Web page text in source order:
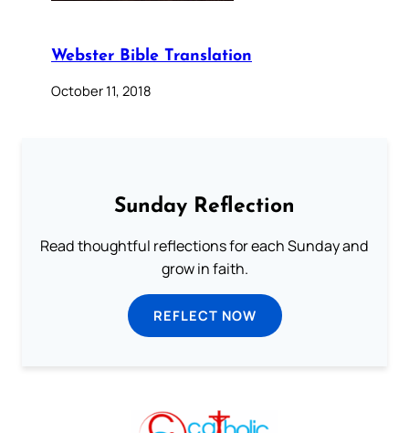
Webster Bible Translation
October 11, 2018
Sunday Reflection
Read thoughtful reflections for each Sunday and
grow in faith.
REFLECT NOW